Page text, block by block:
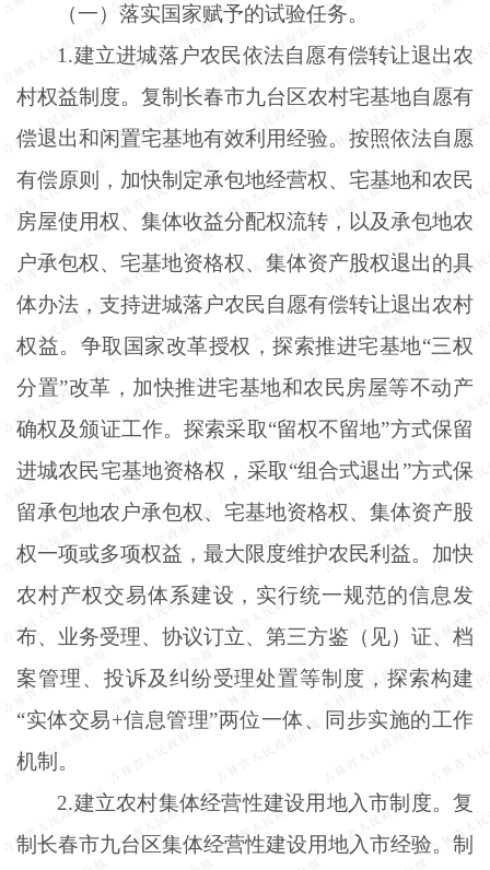
（一）落实国家赋予的试验任务。
1.建立进城落户农民依法自愿有偿转让退出农
村权益制度。复制长春市九台区农村宅基地自愿有
偿退出和闲置宅基地有效利用经验。按照依法自愿
有偿原则，加快制定承包地经营权、宅基地和农民
房屋使用权、集体收益分配权流转，以及承包地农
户承包权、宅基地资格权、集体资产股权退出的具
体办法，支持进城落户农民自愿有偿转让退出农村
权益。争取国家改革授权，探索推进宅基地“三权
分置”改革，加快推进宅基地和农民房屋等不动产
确权及颁证工作。探索采取“留权不留地”方式保留
进城农民宅基地资格权，采取“组合式退出”方式保
留承包地农户承包权、宅基地资格权、集体资产股
权一项或多项权益，最大限度维护农民利益。加快
农村产权交易体系建设，实行统一规范的信息发
布、业务受理、协议订立、第三方鉴（见）证、档
案管理、投诉及纠纷受理处置等制度，探索构建
“实体交易+信息管理”两位一体、同步实施的工作
机制。
2.建立农村集体经营性建设用地入市制度。复
制长春市九台区集体经营性建设用地入市经验。制